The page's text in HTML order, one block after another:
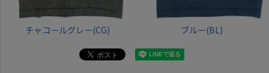
チャコールグレー(CG) ブルー(BL)